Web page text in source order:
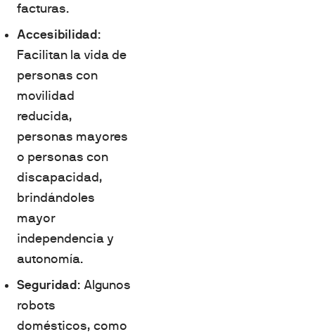
facturas.
Accesibilidad:
Facilitan la vida de
personas con
movilidad
reducida,
personas mayores
o personas con
discapacidad,
brindándoles
mayor
independencia y
autonomía.
Seguridad: Algunos
robots
domésticos, como